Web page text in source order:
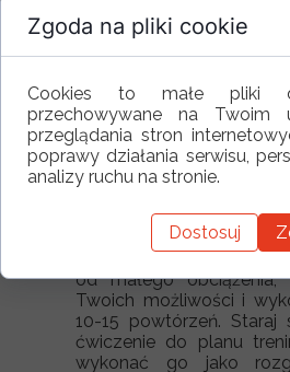
Jak często wykonywać
Staraj się włączyć to
treningowego, albo
rozgrzewkę przed
partii ciała. Ćwicz
tygodniu.
Ile serii i powtórzeń ?
Jeśli jesteś osobą
od małego
Twoich możliwości i
10-15 powtórzeń. Staraj
ćwiczenie do planu
wykonać go jako
Zgoda na pliki cookie
Cookies to małe pliki
przechowywane na Twoim
przeglądania stron
poprawy działania serwisu,
analizy ruchu na stronie.
Dostosuj